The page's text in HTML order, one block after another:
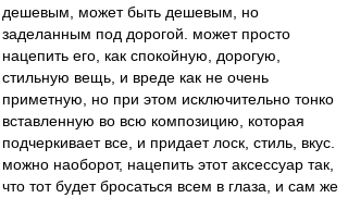
дешевым, может быть дешевым, но
заделанным под дорогой. может просто
нацепить его, как спокойную, дорогую,
стильную вещь, и вреде как не очень
приметную, но при этом исключительно тонко
вставленную во всю композицию, которая
подчеркивает все, и придает лоск, стиль, вкус.
можно наоборот, нацепить этот аксессуар так,
что тот будет бросаться всем в глаза, и сам же